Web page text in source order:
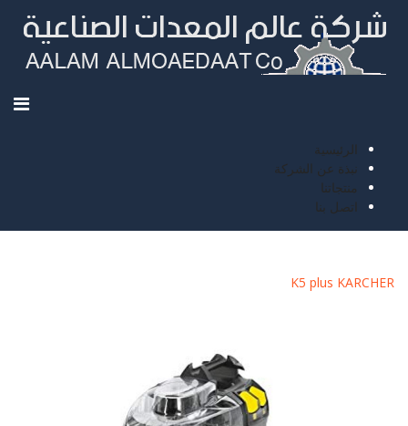
الرئيسية
نبذة عن الشركة
منتجاتنا
اتصل بنا
KARCHER‬‏ K5 plus